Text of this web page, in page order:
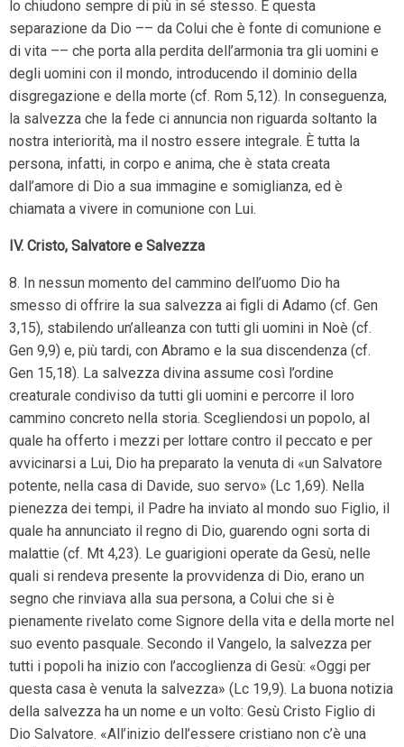
lo chiudono sempre di più in sé stesso. È questa
separazione da Dio –– da Colui che è fonte di comunione e
di vita –– che porta alla perdita dell’armonia tra gli uomini e
degli uomini con il mondo, introducendo il dominio della
disgregazione e della morte (cf. Rom 5,12). In conseguenza,
la salvezza che la fede ci annuncia non riguarda soltanto la
nostra interiorità, ma il nostro essere integrale. È tutta la
persona, infatti, in corpo e anima, che è stata creata
dall’amore di Dio a sua immagine e somiglianza, ed è
chiamata a vivere in comunione con Lui.
IV. Cristo, Salvatore e Salvezza
8. In nessun momento del cammino dell’uomo Dio ha
smesso di offrire la sua salvezza ai figli di Adamo (cf. Gen
3,15), stabilendo un’alleanza con tutti gli uomini in Noè (cf.
Gen 9,9) e, più tardi, con Abramo e la sua discendenza (cf.
Gen 15,18). La salvezza divina assume così l’ordine
creaturale condiviso da tutti gli uomini e percorre il loro
cammino concreto nella storia. Scegliendosi un popolo, al
quale ha offerto i mezzi per lottare contro il peccato e per
avvicinarsi a Lui, Dio ha preparato la venuta di «un Salvatore
potente, nella casa di Davide, suo servo» (Lc 1,69). Nella
pienezza dei tempi, il Padre ha inviato al mondo suo Figlio, il
quale ha annunciato il regno di Dio, guarendo ogni sorta di
malattie (cf. Mt 4,23). Le guarigioni operate da Gesù, nelle
quali si rendeva presente la provvidenza di Dio, erano un
segno che rinviava alla sua persona, a Colui che si è
pienamente rivelato come Signore della vita e della morte nel
suo evento pasquale. Secondo il Vangelo, la salvezza per
tutti i popoli ha inizio con l’accoglienza di Gesù: «Oggi per
questa casa è venuta la salvezza» (Lc 19,9). La buona notizia
della salvezza ha un nome e un volto: Gesù Cristo Figlio di
Dio Salvatore. «All’inizio dell’essere cristiano non c’è una